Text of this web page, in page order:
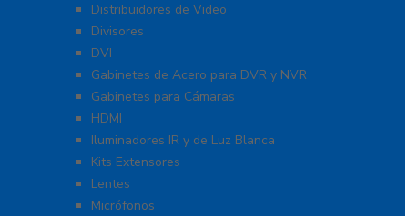
Distribuidores de Video
Divisores
DVI
Gabinetes de Acero para DVR y NVR
Gabinetes para Cámaras
HDMI
Iluminadores IR y de Luz Blanca
Kits Extensores
Lentes
Micrófonos